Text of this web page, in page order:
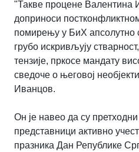
"Такве процене Валентина
доприноси
помирењу у БиХ
грубо искривљују
тензије, пркосе мандату
сведоче о његовој
Иванцов.
Он је навео да су
представници активно
празника Дан Републике